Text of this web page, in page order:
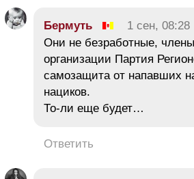
Бермуть 1 сен, 08:28
Они не безработные,
организации Партия
самозащита от напавших
нациков.
То-ли еще будет…
Ответить